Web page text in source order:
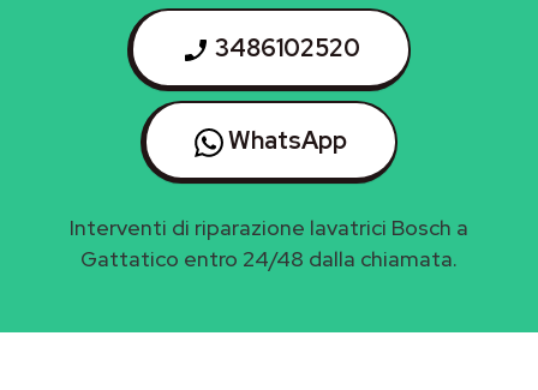
3486102520
WhatsApp
Interventi di riparazione lavatrici Bosch a
Gattatico entro 24/48 dalla chiamata.